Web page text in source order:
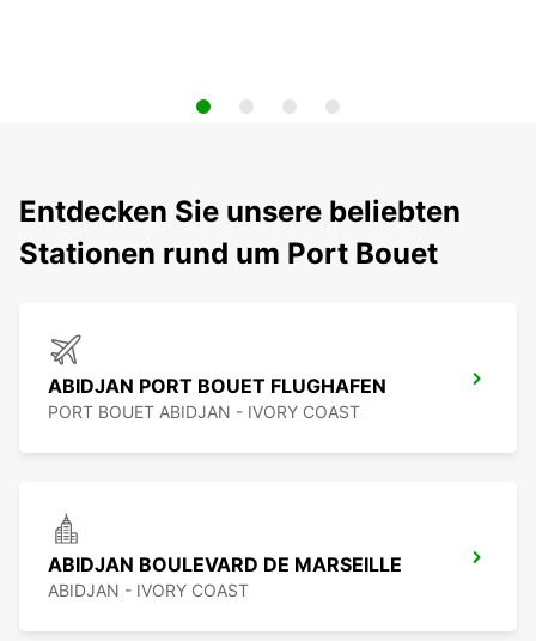
Entdecken Sie unsere beliebten
Stationen rund um Port Bouet
ABIDJAN PORT BOUET FLUGHAFEN
PORT BOUET ABIDJAN - IVORY COAST
ABIDJAN BOULEVARD DE MARSEILLE
ABIDJAN - IVORY COAST